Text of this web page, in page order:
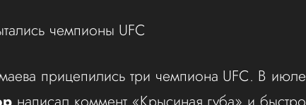
чемпионы UFC
прицепились три чемпиона UFC. В июле